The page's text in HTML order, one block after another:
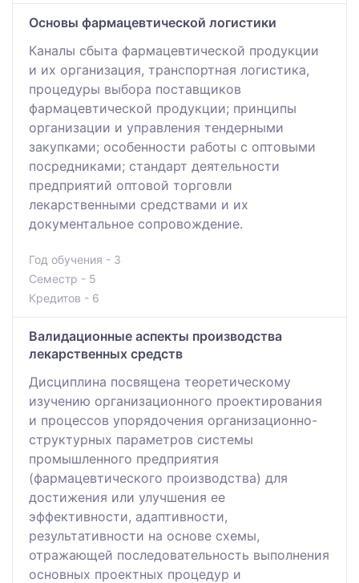
Основы фармацевтической логистики
Каналы сбыта фармацевтической продукции
и их организация, транспортная логистика,
процедуры выбора поставщиков
фармацевтической продукции; принципы
организации и управления тендерными
закупками; особенности работы с оптовыми
посредниками; стандарт деятельности
предприятий оптовой торговли
лекарственными средствами и их
документальное сопровождение.
Год обучения - 3
Семестр - 5
Кредитов - 6
Валидационные аспекты производства
лекарственных средств
Дисциплина посвящена теоретическому
изучению организационного проектирования
и процессов упорядочения организационно-
структурных параметров системы
промышленного предприятия
(фармацевтического производства) для
достижения или улучшения ее
эффективности, адаптивности,
результативности на основе схемы,
отражающей последовательность выполнения
основных проектных процедур и